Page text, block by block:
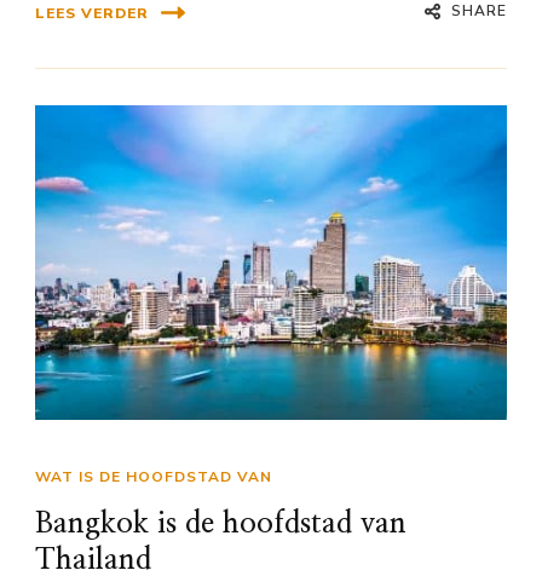
LEES VERDER SHARE
WAT IS DE HOOFDSTAD VAN
Bangkok is de hoofdstad van
Thailand